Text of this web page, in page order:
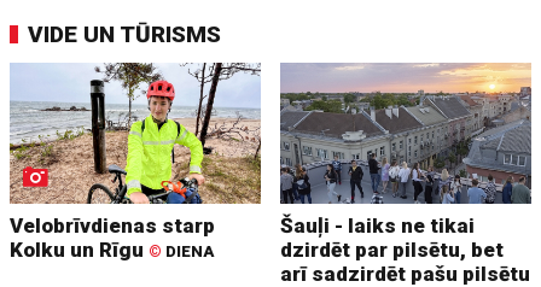
VIDE UN TŪRISMS
Velobrīvdienas starp
Kolku un Rīgu © DIENA
Šauļi - laiks ne tikai
dzirdēt par pilsētu, bet
arī sadzirdēt pašu pilsētu